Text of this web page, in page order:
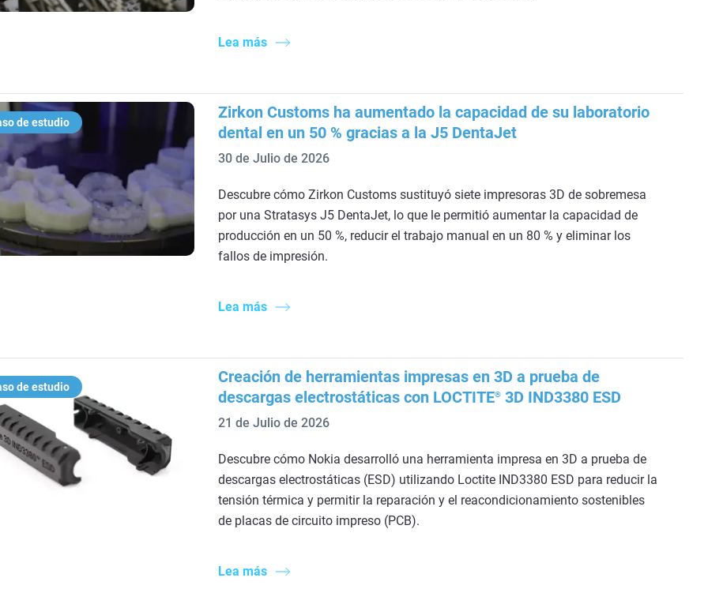
Lea más
de estudio
Zirkon Customs ha aumentado la capacidad de su laboratorio
dental en un 50 % gracias a la J5 DentaJet
30 de Julio de 2026
Descubre cómo Zirkon Customs sustituyó siete impresoras 3D de sobremesa
por una Stratasys J5 DentaJet, lo que le permitió aumentar la capacidad de
producción en un 50 %, reducir el trabajo manual en un 80 % y eliminar los
fallos de impresión.
Lea más
de estudio
Creación de herramientas impresas en 3D a prueba de
descargas electrostáticas con LOCTITE® 3D IND3380 ESD
21 de Julio de 2026
Descubre cómo Nokia desarrolló una herramienta impresa en 3D a prueba de
descargas electrostáticas (ESD) utilizando Loctite IND3380 ESD para reducir la
tensión térmica y permitir la reparación y el reacondicionamiento sostenibles
de placas de circuito impreso (PCB).
Lea más